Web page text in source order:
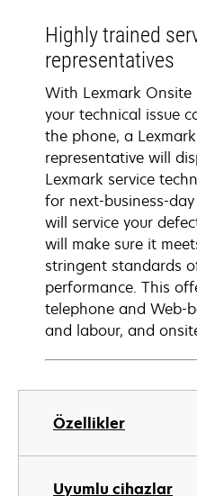
Özellikler
Uyumlu cihazlar
Highly trained
representatives
With Lexmark Onsite
your technical issue
the phone, a
representative will
Lexmark service
for next-business-
will service your
will make sure it
stringent standards
performance. This
telephone and Web-
and labour, and